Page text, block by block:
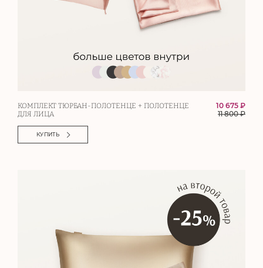
КОМПЛЕКТ ТЮРБАН-ПОЛОТЕНЦЕ + ПОЛОТЕНЦЕ
ДЛЯ ЛИЦА
10 675 ₽
11 800₽
КУПИТЬ